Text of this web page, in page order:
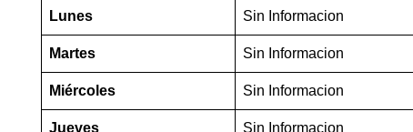
Lunes Sin Informacion
Martes Sin Informacion
Miércoles Sin Informacion
Jueves Sin Informacion